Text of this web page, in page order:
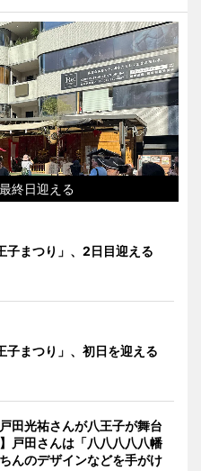
終日迎える
まつり」、2日目迎える
まつり」、初日を迎える
田光祐さんが八王子が舞台
戸田さんは「八八八八八幡
んのデザインなどを手がけ